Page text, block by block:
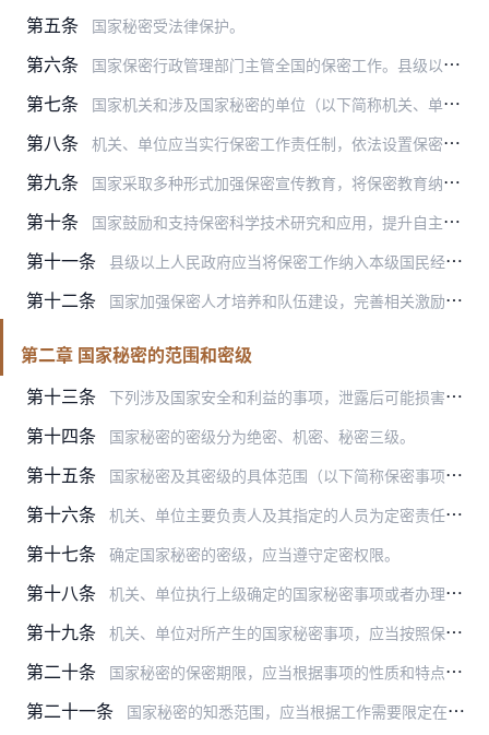
第五条 国家秘密受法律保护。
第六条 国家保密行政管理部门主管全国的保密工作。县级以上地方各级保密行政管理部门主管本行政区域的保密工作。
第七条 国家机关和涉及国家秘密的单位（以下简称机关、单位）管理本机关和本单位的保密工作。
第八条 机关、单位应当实行保密工作责任制，依法设置保密工作机构或者指定专人负责保密工作，健全保密管理制度，完善保密防护措施，开展保密宣传教育，加强保密监督检查。
第九条 国家采取多种形式加强保密宣传教育，将保密教育纳入国民教育体系和公务员教育培训体系，鼓励大众传播媒介面向社会进行保密宣传教育，普及保密知识，宣传保密法治，增强全社…
第十条 国家鼓励和支持保密科学技术研究和应用，提升自主创新能力，依法保护保密领域的知识产权。
第十一条 县级以上人民政府应当将保密工作纳入本级国民经济和社会发展规划，所需经费列入本级预算。
第十二条 国家加强保密人才培养和队伍建设，完善相关激励保障机制。
第二章 国家秘密的范围和密级
第十三条
下列涉及国家安全和利益的事项，泄露后可能损害国家在政治、经济、国防、外交等领域的安全和利益的，应当确定为国家秘密：
第十四条 国家秘密的密级分为绝密、机密、秘密三级。
第十五条 国家秘密及其密级的具体范围（以下简称保密事项范围），由国家保密行政管理部门单独或者会同有关中央国家机关规定。
第十六条 机关、单位主要负责人及其指定的人员为定密责任人，负责本机关、本单位的国家秘密确定、变更和解除工作。
第十七条 确定国家秘密的密级，应当遵守定密权限。
第十八条 机关、单位执行上级确定的国家秘密事项或者办理其他机关、单位确定的国家秘密事项，需要派生定密的，应当根据所执行、办理的国家秘密事项的密级确定。
第十九条 机关、单位对所产生的国家秘密事项，应当按照保密事项范围的规定确定密级，同时确定保密期限和知悉范围；有条件的可以标注密点。
第二十条 国家秘密的保密期限，应当根据事项的性质和特点，按照维护国家安全和利益的需要，限定在必要的期限内；不能确定期限的，应当确定解密的条件。
第二十一条 国家秘密的知悉范围，应当根据工作需要限定在最小范围。